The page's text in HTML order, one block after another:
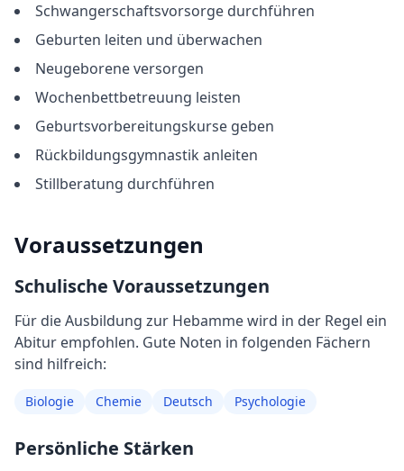
Schwangerschaftsvorsorge durchführen
Geburten leiten und überwachen
Neugeborene versorgen
Wochenbettbetreuung leisten
Geburtsvorbereitungskurse geben
Rückbildungsgymnastik anleiten
Stillberatung durchführen
Voraussetzungen
Schulische Voraussetzungen
Für die Ausbildung zur Hebammewird in der Regel ein
Abitur empfohlen. Gute Noten in folgenden Fächern
sind hilfreich:
Biologie Chemie Deutsch Psychologie
Persönliche Stärken